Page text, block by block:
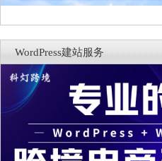
WordPress建站服务